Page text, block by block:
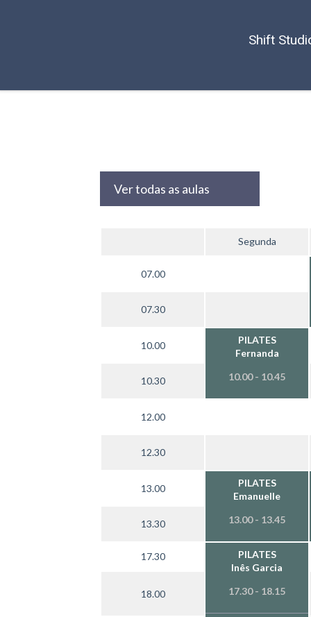
Shift
Ver todas as aulas
Segunda
07.00
07.30
10.00
PILATES
Fernanda
10.00 - 10.45
10.30
12.00
12.30
13.00
PILATES
Emanuelle
13.00 - 13.45
13.30
17.30
PILATES
Inês Garcia
17.30 - 18.15
18.00